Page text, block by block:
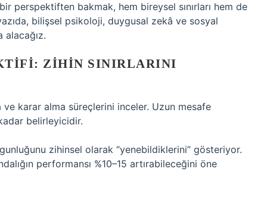
perspektiften bakmak, hem bireysel sınırları hem de
bilişsel psikoloji, duygusal zekâ ve sosyal
alacağız.
ZIHIN SINIRLARINI
karar alma süreçlerini inceler. Uzun mesafe
belirleyicidir.
zihinsel olarak “yenebildiklerini” gösteriyor.
performansı %10–15 artırabileceğini öne